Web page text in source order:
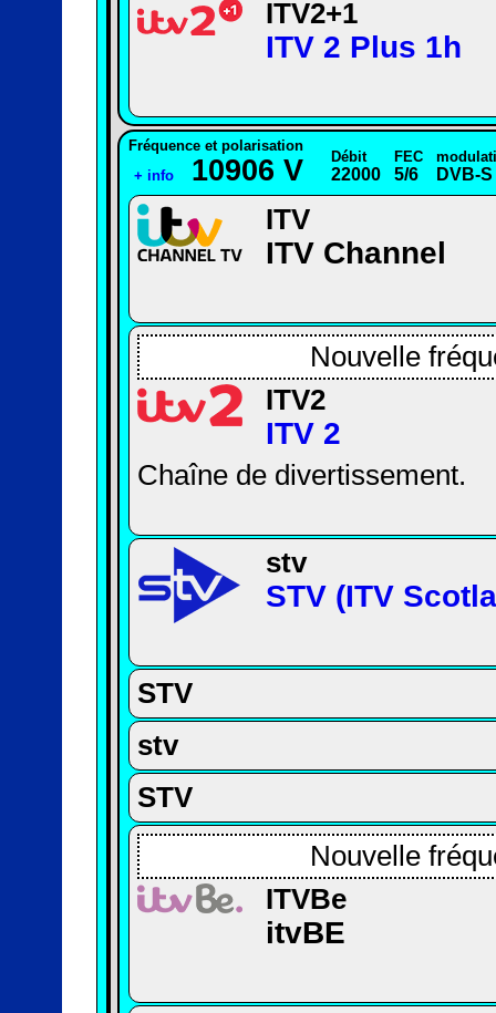
ITV2+1
ITV 2 Plus 1h
Fréquence et polarisation
+ info 10906 V Débit
22000
FEC
5/6 DVB-
ITV
ITV Channel
Nouvelle
ITV2
ITV 2
Chaîne de divertissement.
stv
STV (ITV
STV
stv
STV
Nouvelle
ITVBe
itvBE